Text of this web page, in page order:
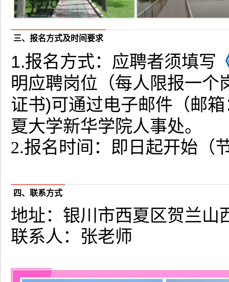
三、报名方式及时间要求
1.报名方式：应聘者须填写
明应聘岗位（每人限报一个
证书)可通过电子邮件（邮箱
夏大学新华学院人事处。
2.报名时间：即日起开始（
四、联系方式
地址：银川市西夏区贺兰山
联系人：张老师